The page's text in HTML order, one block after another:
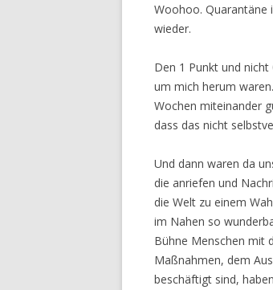
Woohoo. Quarantäne
wieder.
Den 1 Punkt und
um mich herum
Wochen miteinander
dass das nicht
Und dann waren da
die anriefen und
die Welt zu einem
im Nahen so
Bühne Menschen mit
Maßnahmen, dem
beschäftigt sind,